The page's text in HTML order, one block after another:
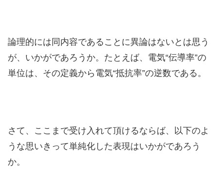
論理的には同内容であることに異論はないとは思う
が、いかがであろうか。たとえば、電気“伝導率”の
単位は、その定義から電気“抵抗率”の逆数である。
さて、ここまで受け入れて頂けるならば、以下のよ
うな思いきって単純化した表現はいかがであろう
か。